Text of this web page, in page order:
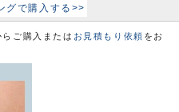
グで購入する>>
ご購入または お見積もり依頼 をお